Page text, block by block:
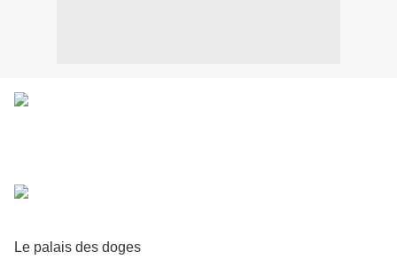
Le palais des doges